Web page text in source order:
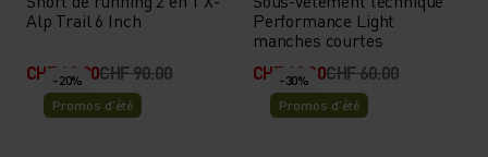
Alp Trail 6 Inch
CHF 63.00CHF 90.00
Performance Light
manches courtes
CHF 42.00CHF 60.00
-20%
Promos d’été
-30%
Promos d’été